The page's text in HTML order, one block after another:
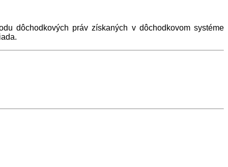
dôchodkových práv získaných v dôchodkovom systéme